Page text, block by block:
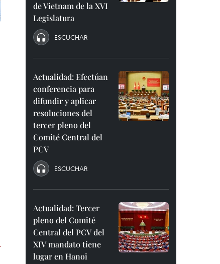
de Vietnam de la XVI
Legislatura
ESCUCHAR
Actualidad: Efectúan
conferencia para
difundir y aplicar
resoluciones del
tercer pleno del
Comité Central del
PCV
ESCUCHAR
Actualidad: Tercer
pleno del Comité
Central del PCV del
XIV mandato tiene
lugar en Hanoi